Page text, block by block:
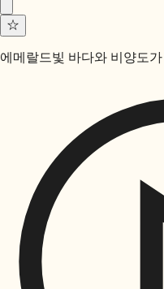
☆
에메랄드빛 바다와 비양도